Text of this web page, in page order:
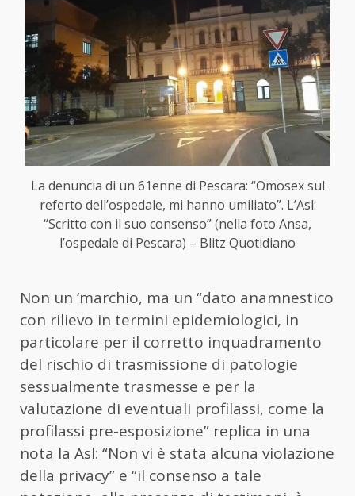
La denuncia di un 61enne di Pescara: “Omosex sul
referto dell’ospedale, mi hanno umiliato”. L’Asl:
“Scritto con il suo consenso” (nella foto Ansa,
l’ospedale di Pescara) – Blitz Quotidiano
Non un ‘marchio, ma un “dato anamnestico
con rilievo in termini epidemiologici, in
particolare per il corretto inquadramento
del rischio di trasmissione di patologie
sessualmente trasmesse e per la
valutazione di eventuali profilassi, come la
profilassi pre-esposizione” replica in una
nota la Asl: “Non vi è stata alcuna violazione
della privacy” e “il consenso a tale